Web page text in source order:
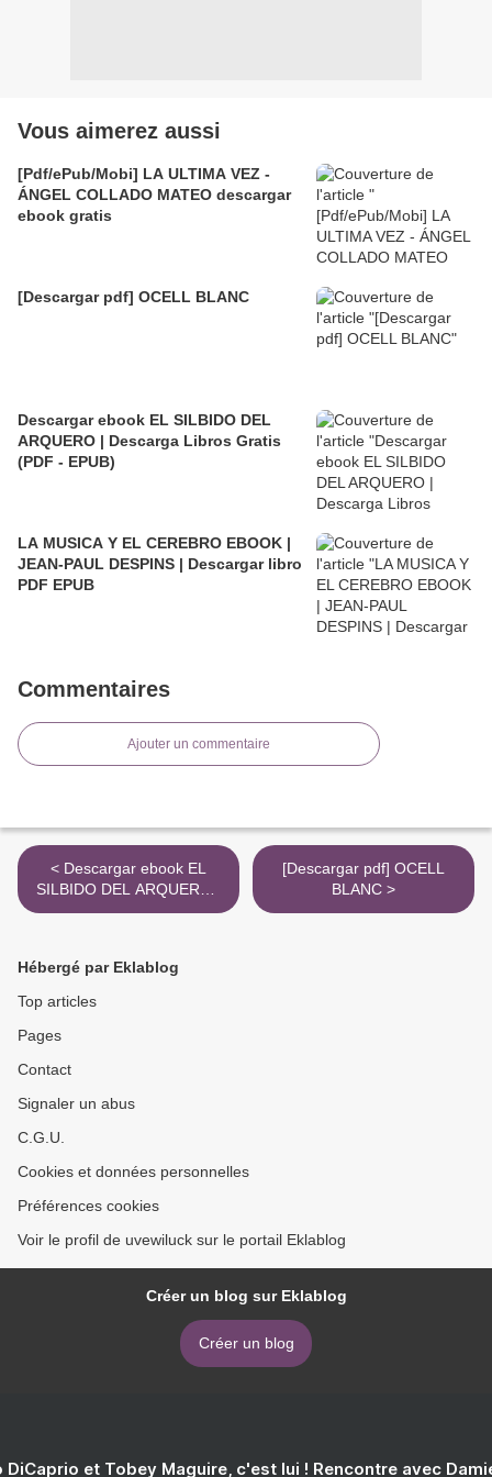
Vous aimerez aussi
[Pdf/ePub/Mobi] LA ULTIMA VEZ -
ÁNGEL COLLADO MATEO descargar
ebook gratis
[Descargar pdf] OCELL BLANC
Descargar ebook EL SILBIDO DEL
ARQUERO | Descarga Libros Gratis
(PDF - EPUB)
LA MUSICA Y EL CEREBRO EBOOK |
JEAN-PAUL DESPINS | Descargar libro
PDF EPUB
Commentaires
Ajouter un commentaire
< Descargar ebook EL
SILBIDO DEL ARQUERO |
Descarga Libros Gratis
[Descargar pdf] OCELL
BLANC >
Hébergé par Eklablog
Top articles
Pages
Contact
Signaler un abus
C.G.U.
Cookies et données personnelles
Préférences cookies
Voir le profil de uvewiluck sur le portail Eklablog
Créer un blog sur Eklablog
Créer un blog
DiCaprio et Tobey Maguire, c'est lui ! Rencontre avec